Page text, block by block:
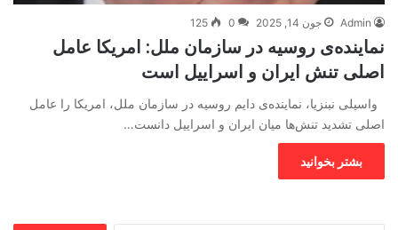
Admin جون 14, 2025 0
125
نماینده‌ی روسیه در سازمان ملل: امریکا عامل
اصلی تنش ایران و اسراییل است
واسیلی نبنزیا، نماینده‌ی دایم روسیه در سازمان ملل، امریکا را عامل
اصلی تشدید تنش‌ها میان ایران و اسراییل دانست…
بشتر بخوانید